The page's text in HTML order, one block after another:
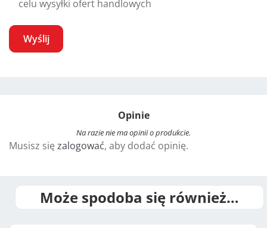
celu wysyłki ofert handlowych
n
Opinie
Na razie nie ma opinii o produkcie.
Musisz się zalogować, aby dodać opinię.
Może spodoba się również…